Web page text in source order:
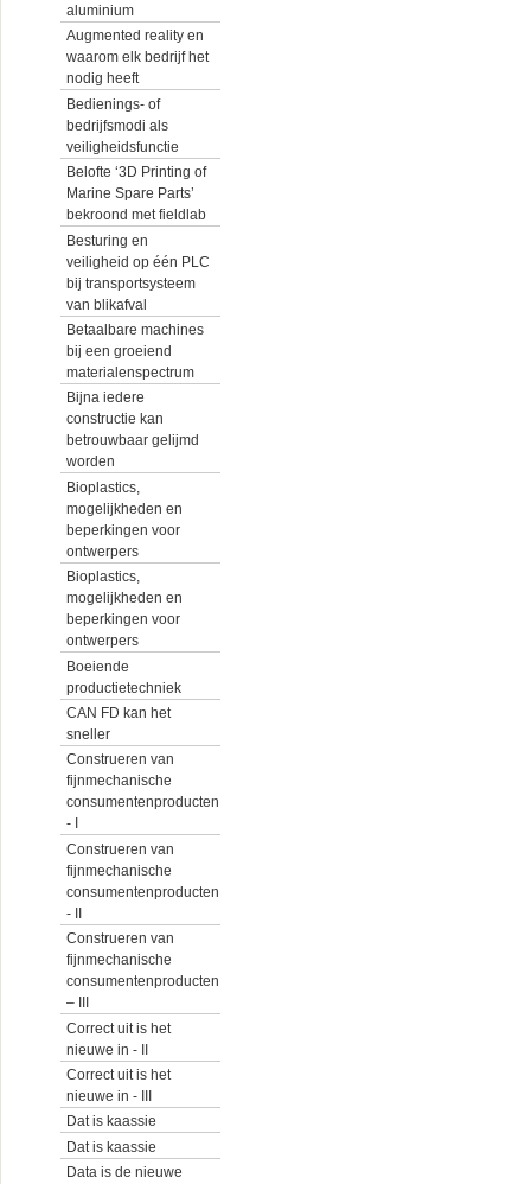
aluminium
Augmented reality en
waarom elk bedrijf het
nodig heeft
Bedienings- of
bedrijfsmodi als
veiligheidsfunctie
Belofte ‘3D Printing of
Marine Spare Parts’
bekroond met fieldlab
Besturing en
veiligheid op één PLC
bij transportsysteem
van blikafval
Betaalbare machines
bij een groeiend
materialenspectrum
Bijna iedere
constructie kan
betrouwbaar gelijmd
worden
Bioplastics,
mogelijkheden en
beperkingen voor
ontwerpers
Bioplastics,
mogelijkheden en
beperkingen voor
ontwerpers
Boeiende
productietechniek
CAN FD kan het
sneller
Construeren van
fijnmechanische
consumentenproducten
- I
Construeren van
fijnmechanische
consumentenproducten
- II
Construeren van
fijnmechanische
consumentenproducten
– III
Correct uit is het
nieuwe in - II
Correct uit is het
nieuwe in - III
Dat is kaassie
Dat is kaassie
Data is de nieuwe